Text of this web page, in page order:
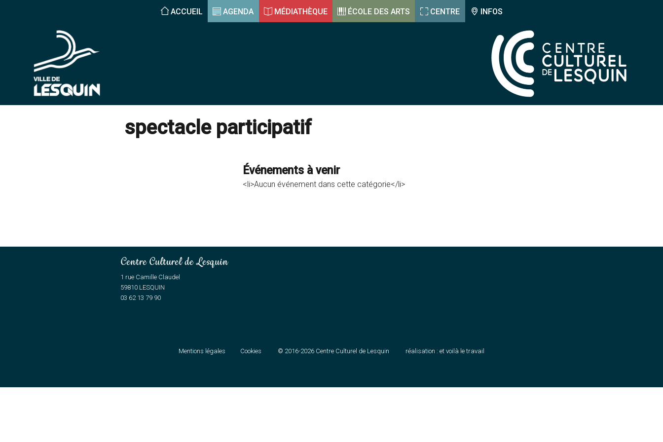
ACCUEIL AGENDA MÉDIATHÈQUE ÉCOLE DES ARTS CENTRE INFOS
spectacle participatif
Événements à venir
<li>Aucun événement dans cette catégorie</li>
Centre Culturel de Lesquin
1 rue Camille Claudel
59810 LESQUIN
03 62 13 79 90
Mentions légales Cookies © 2016-2026 Centre Culturel de Lesquin réalisation : et voilà le travail